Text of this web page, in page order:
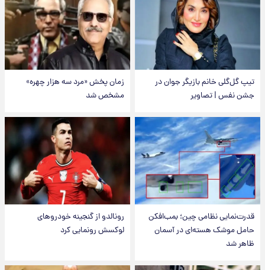
تیپ گل‌گلی خانم بازیگر جوان در
جشن نفس | تصاویر
زمان پخش «مرد سه هزار چهره»
مشخص شد
قدرت‌نمایی نظامی چین؛ بمب‌افکن
حامل موشک هسته‌ای در آسمان
ظاهر شد
رونالدو از گنجینه خودروهای
لوکسش رونمایی کرد